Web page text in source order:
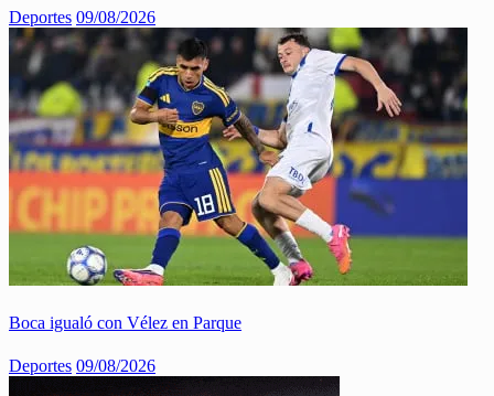
Deportes 09/08/2026
Boca igualó con Vélez en Parque
Deportes 09/08/2026